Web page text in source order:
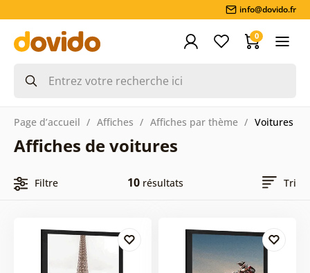
info@dovido.fr
0
Page d’accueil Affiches Affiches par thème Voitures
Affiches de voitures
Filtre 10résultats Tri